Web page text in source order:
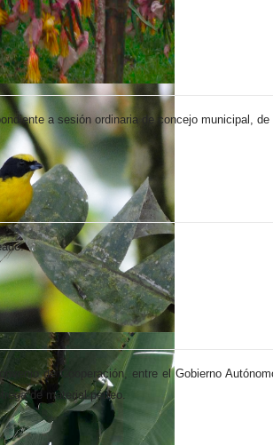
a sesión ordinaria de concejo municipal, de
de Cooperación, entre el Gobierno
de material pétreo.